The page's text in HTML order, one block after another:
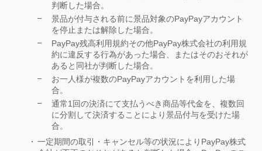
判断した場合。
景品が付与される前に景品対象のPayPayアカウント
を停止または解除した場合。
PayPay残高利用規約その他PayPay株式会社の利用規
約に違反する行為があった場合、またはそのおそれが
あると同社が判断した場合。
お一人様が複数のPayPayアカウントを利用した場
合。
通常1回の決済にて支払うべき商品等代金を、複数回
に分割して決済することにより景品付与を受けた場
合。
一定期間の取引・キャンセル等の状況によりPayPay株式